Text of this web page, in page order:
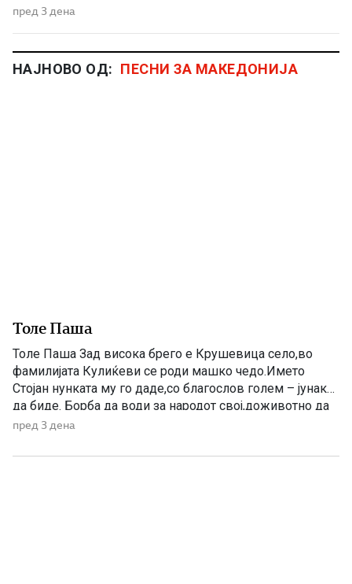
пред 3 дена
НАЈНОВО ОД: ПЕСНИ ЗА МАКЕДОНИЈА
Толе Паша
Толе Паша Зад висока брего е Крушевица село,во
фамилијата Кулиќеви се роди машко чедо.Името
Стојан нунката му го даде,со благослов голем – јунак
да биде. Борба да води за народот свој,доживотно да
се бори тој,на насилниците да им стави крај,народот
оди,со дедовците Толе дружба прави,разни приказни
пред 3 дена